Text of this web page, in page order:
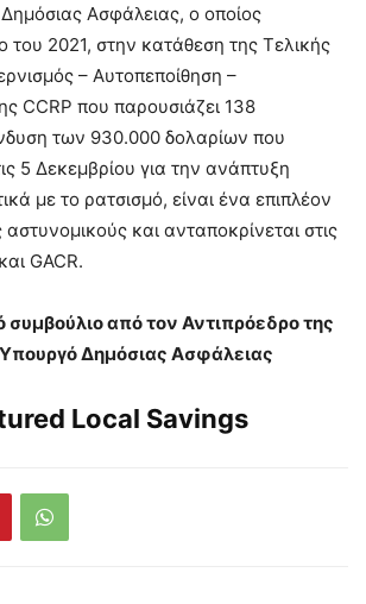
Ασφάλειας, ο οποίος
του 2021, στην κατάθεση της Τελικής
– Αυτοπεποίθηση –
CCRP που παρουσιάζει 138
των 930.000 δολαρίων που
5 Δεκεμβρίου για την ανάπτυξη
με το ρατσισμό, είναι ένα επιπλέον
αστυνομικούς και ανταποκρίνεται στις
GACR.
από τον Αντιπρόεδρο της
Δημόσιας Ασφάλειας
Local Savings